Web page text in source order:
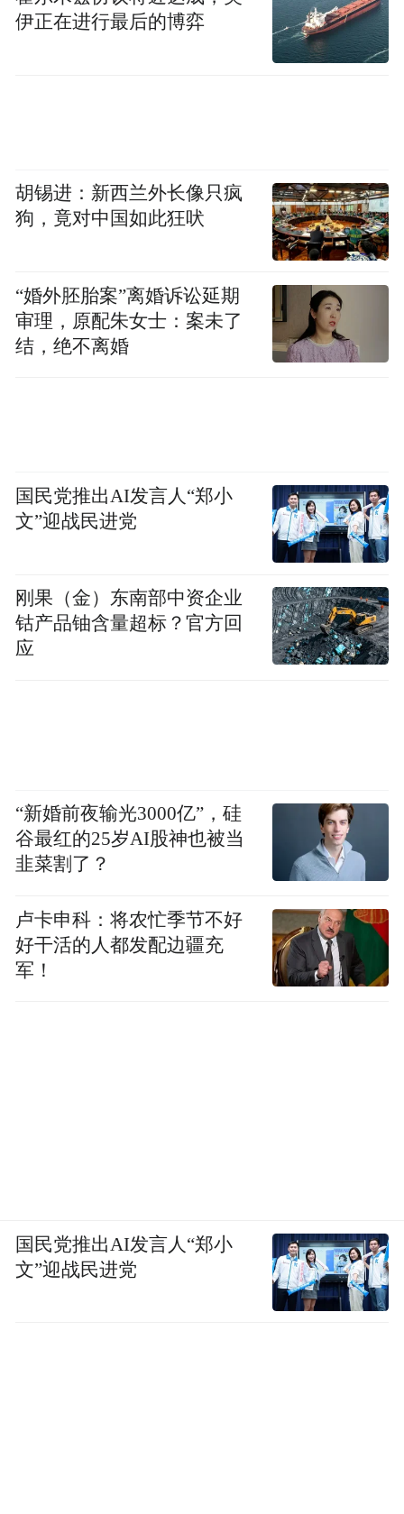
伊正在进行最后的博弈
胡锡进：新西兰外长像只疯
狗，竟对中国如此狂吠
“婚外胚胎案”离婚诉讼延期
审理，原配朱女士：案未了
结，绝不离婚
国民党推出AI发言人“郑小
文”迎战民进党
刚果（金）东南部中资企业
钴产品铀含量超标？官方回
应
“新婚前夜输光3000亿”，硅
谷最红的25岁AI股神也被当
韭菜割了？
卢卡申科：将农忙季节不好
好干活的人都发配边疆充
军！
国民党推出AI发言人“郑小
文”迎战民进党